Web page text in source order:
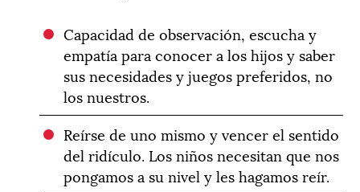
Capacidad de observación, escucha y
empatía para conocer a los hijos y saber
sus necesidades y juegos preferidos, no
los nuestros.
Reírse de uno mismo y vencer el sentido
del ridículo. Los niños necesitan que nos
pongamos a su nivel y les hagamos reír.